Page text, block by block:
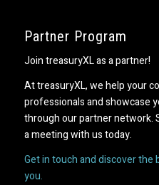
Partner Program
Join treasuryXL as a partner!
At treasuryXL, we help your
professionals and showcase
through our partner network.
a meeting with us today.
Get in touch and discover
you.